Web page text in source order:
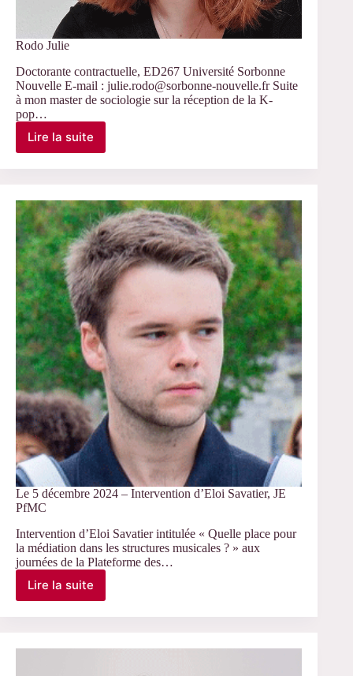
Rodo Julie
Doctorante contractuelle, ED267 Université Sorbonne
Nouvelle E-mail : julie.rodo@sorbonne-nouvelle.fr Suite
à mon master de sociologie sur la réception de la K-
pop…
Lire la suite
Rodo
Le 5 décembre 2024 – Intervention d’Eloi Savatier, JE
PfMC
Intervention d’Eloi Savatier intitulée « Quelle place pour
la médiation dans les structures musicales ? » aux
journées de la Plateforme des…
Lire la suite
Le
–